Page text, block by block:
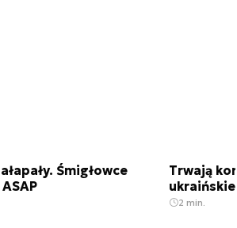
Śmigłowce
Trwają
2 min.